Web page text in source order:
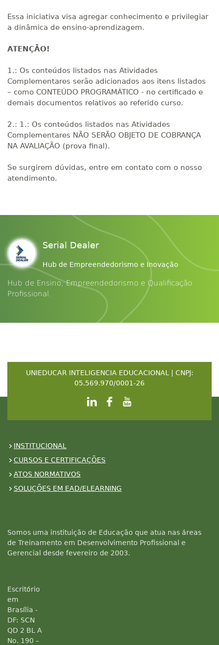
Essa iniciativa visa agregar conhecimento e privilegiar
a dinâmica de ensino-aprendizagem.
ATENÇÃO!
1.: Os conteúdos listados nas Atividades
Complementares serão adicionados aos itens listados
– como CONTEÚDO PROGRAMÁTICO - no certificado e
demais documentos relativos ao referido curso.
2.: 1.: Os conteúdos listados nas Atividades
Complementares NÃO SERÃO OBJETO DE COBRANÇA
NA AVALIAÇÃO (prova final).
Se surgirem dúvidas, entre em contato com o nosso
atendimento.
Serial Dealer
Hub de Empreendedorismo e Inovação
Hub de Ensino, Empreendedorismo e Qualificação
Profissional.
UNIEDUCAR INTELIGENCIA EDUCACIONAL | CNPJ:
05.569.970/0001-26
INSTITUCIONAL
CURSOS E CERTIFICAÇÕES
ATOS NORMATIVOS
SOLUÇÕES EM EAD/ELEARNING
Somos uma instituição de Educação que atua nas áreas
de Treinamento em Desenvolvimento Profissional e
Gerencial desde fevereiro de 2003.
Escritório
em
Brasília -
DF: SCN
QD 2 BL A
No. 190 –